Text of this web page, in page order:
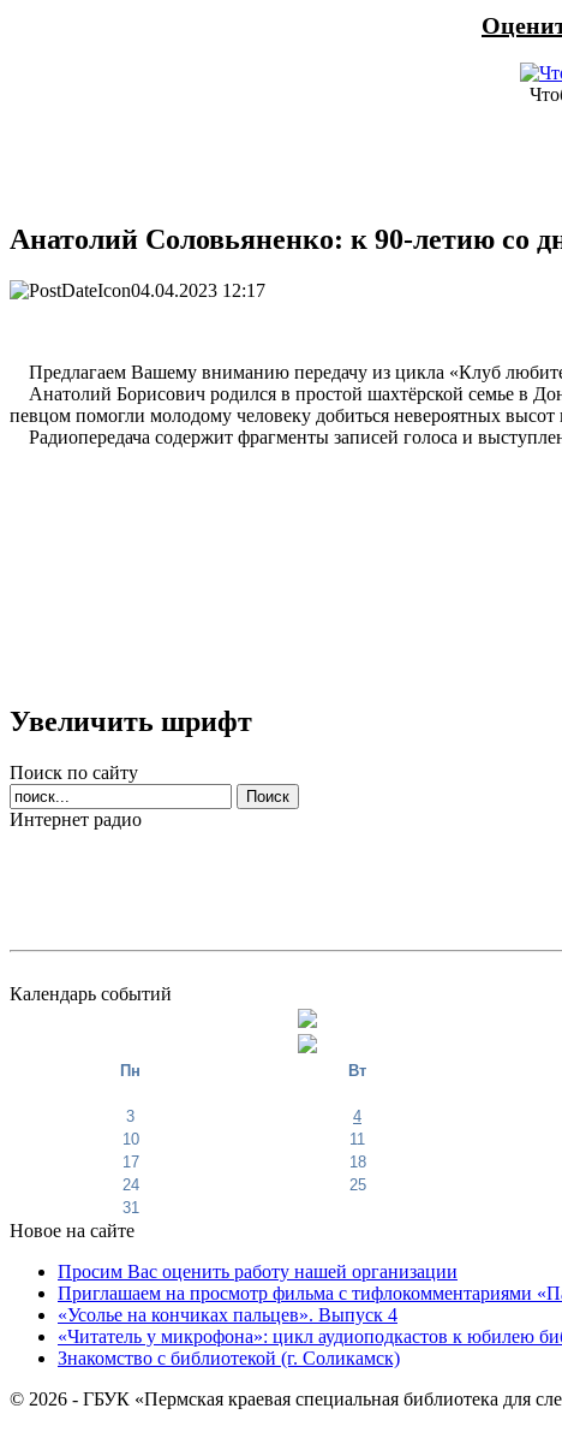
Анатолий Соловьяненко: к 90-летию со
04.04.2023 12:17
Предлагаем Вашему вниманию передачу из цикла «Клуб
Анатолий Борисович родился в простой шахтёрской семье в
певцом помогли молодому человеку добиться невероятных
Радиопередача содержит фрагменты записей голоса и
Увеличить шрифт
Поиск по сайту
Интернет радио
Календарь событий
Пн Вт
3
4
10
11
17
18
24
25
31
Новое на сайте
Просим Вас оценить работу нашей организации
Приглашаем на просмотр фильма с тифлокомментариями
«Усолье на кончиках пальцев». Выпуск 4
«Читатель у микрофона»: цикл аудиоподкастов к юбилею
Знакомство с библиотекой (г. Соликамск)
© 2026 - ГБУК «Пермская краевая специальная библиотека для